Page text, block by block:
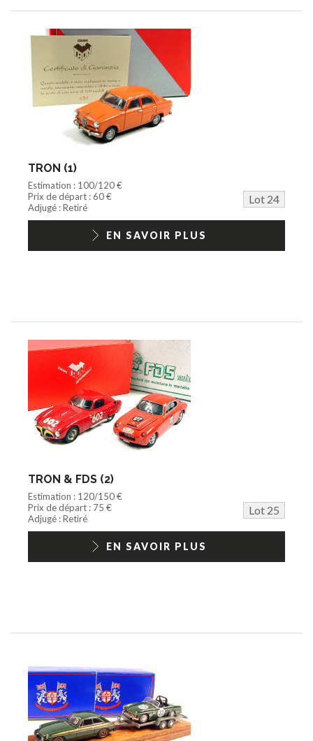
TRON (1)
Estimation : 100/120 €
Prix de départ : 60 €
Lot 24
Adjugé : Retiré
EN SAVOIR PLUS
TRON & FDS (2)
Estimation : 120/150 €
Prix de départ : 75 €
Lot 25
Adjugé : Retiré
EN SAVOIR PLUS